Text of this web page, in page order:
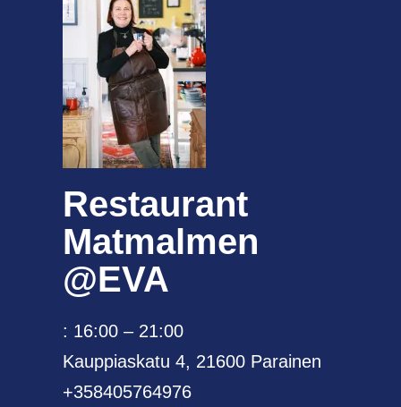
Restaurant
Matmalmen
@EVA
: 16:00 – 21:00
Kauppiaskatu 4, 21600 Parainen
+358405764976